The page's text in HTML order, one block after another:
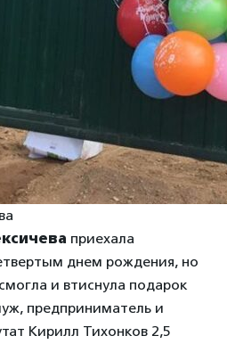
приехала
днем рождения, но
и втиснула подарок
предприниматель и
Кирилл Тихонков 2,5